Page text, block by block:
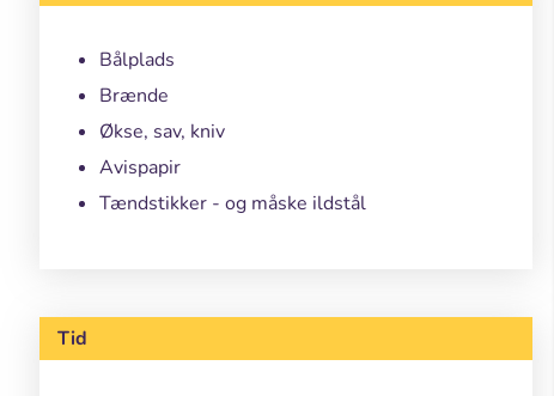
Bålplads
Brænde
Økse, sav, kniv
Avispapir
Tændstikker - og måske ildstål
Tid